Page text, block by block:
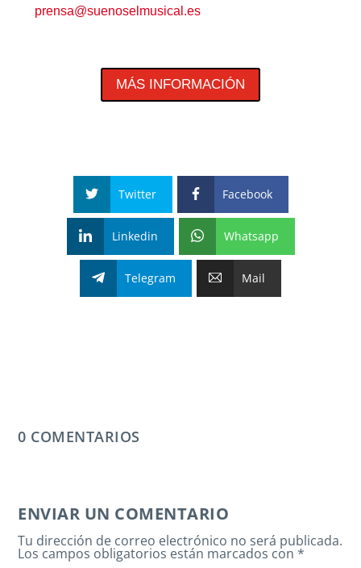
prensa@suenoselmusical.es
MÁS INFORMACIÓN
Twitter Facebook
Linkedin Whatsapp
Telegram Mail
0 COMENTARIOS
ENVIAR UN COMENTARIO
Tu dirección de correo electrónico no será publicada.
Los campos obligatorios están marcados con*